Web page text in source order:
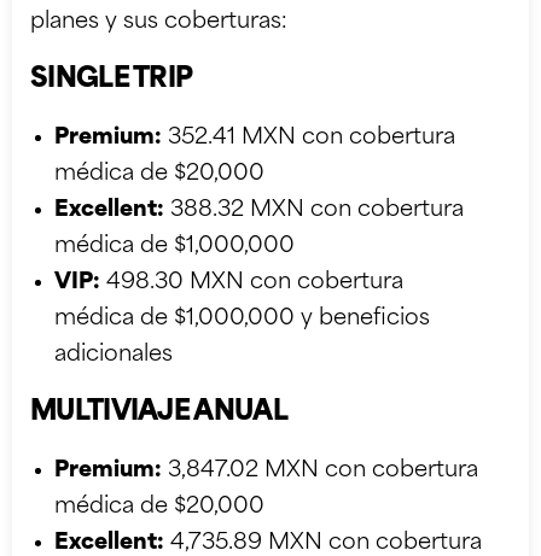
planes y sus coberturas:
SINGLE TRIP
Premium: 352.41 MXN con cobertura
médica de $20,000
Excellent: 388.32 MXN con cobertura
médica de $1,000,000
VIP: 498.30 MXN con cobertura
médica de $1,000,000 y beneficios
adicionales
MULTIVIAJE ANUAL
Premium: 3,847.02 MXN con cobertura
médica de $20,000
Excellent: 4,735.89 MXN con cobertura